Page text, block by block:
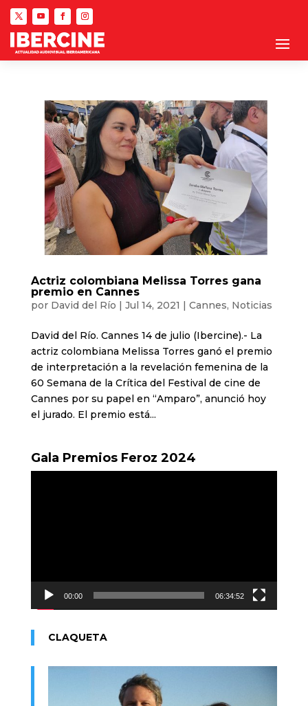
Actriz colombiana Melissa Torres gana
premio en Cannes
por David del Río | Jul 14, 2021 | Cannes, Noticias
David del Río. Cannes 14 de julio (Ibercine).- La
actriz colombiana Melissa Torres ganó el premio
de interpretación a la revelación femenina de la
60 Semana de la Crítica del Festival de cine de
Cannes por su papel en “Amparo”, anunció hoy
el jurado. El premio está...
Gala Premios Feroz 2024
00:00 06:34:52
CLAQUETA